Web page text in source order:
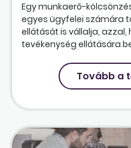
Egy munkaerő-
egyes ügyfelei számára
ellátását is vállalja, azzal,
tevékenység ellátására
Tovább a